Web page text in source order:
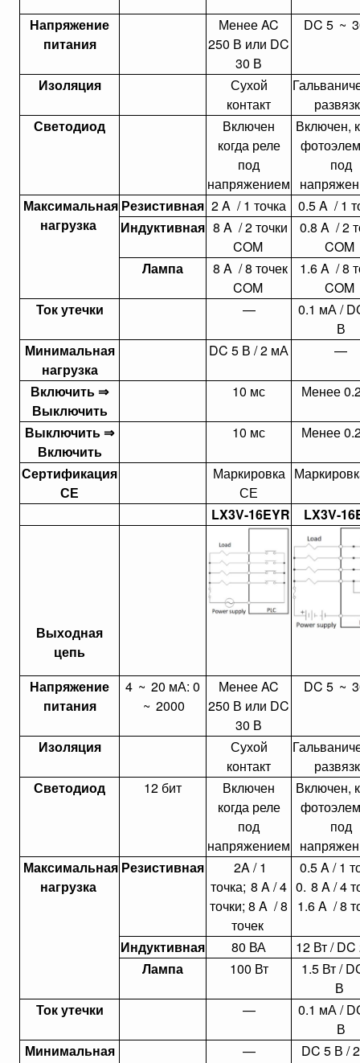
Напряжение
питания
Менее AC
250 В или DC
30 В
DC 5 ~
Изоляция
Сухой
контакт
Светодиод
Включен
когда реле
под
напряжением
Включен,
под
Максимальная
нагрузка
Резистивная 2 A / 1 точка
0.5 A / 1
Индуктивная 8 A / 2 точки
COM
0.8 A / 2
COM
Лампа
8 A / 8 точек
COM
1.6 A / 8
COM
Ток утечки
—
0.1 мА /
В
Минимальная
нагрузка
DC 5 В / 2 мА —
Включить ⇒
Выключить
10 мс Менее
Выключить ⇒
Включить
10 мс Менее
Сертификация
СЕ
Маркировка
СЕ
LX3V-16EYR LX3V-
Выходная
цепь
Напряжение
питания
4 ~ 20 мА: 0
~ 2000
Менее AC
250 В или DC
30 В
DC 5 ~
Изоляция
Сухой
контакт
Светодиод
12 бит
Включен
когда реле
под
напряжением
Включен,
под
Максимальная
нагрузка
Резистивная
2A / 1
точка; 8 A / 4
точки; 8 A / 8
точек
0.5 A / 1
0. 8 A / 4
1.6 A / 8
Индуктивная 80 ВА
12 Вт /
Лампа
100 Вт
1.5 Вт /
В
Ток утечки
—
0.1 мА /
В
Минимальная
— DC 5 В /